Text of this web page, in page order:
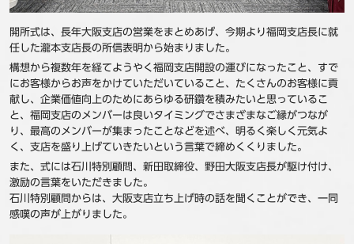
開所式は、長年大阪支店の営業をまとめあげ、今期より福岡支店長に就
任した瀧本支店長の所信表明から始まりました。
構想から複数年を経てようやく福岡支店開設の運びになったこと、すで
にお客様からお声をかけていただいていること、たくさんのお客様に貢
献し、企業価値向上のためにあらゆる研鑽を積みたいと思っているこ
と、福岡支店のメンバーは良いタイミングでさまざまなご縁がつなが
り、最高のメンバーが集まったことなどを述べ、明るく楽しく元気よ
く、支店を盛り上げていきたいという言葉で締めくくりました。
また、式には石川特別顧問、新田取締役、野田大阪支店長が駆け付け、
激励の言葉をいただきました。
石川特別顧問からは、大阪支店立ち上げ時の話を聞くことができ、一同
感嘆の声が上がりました。